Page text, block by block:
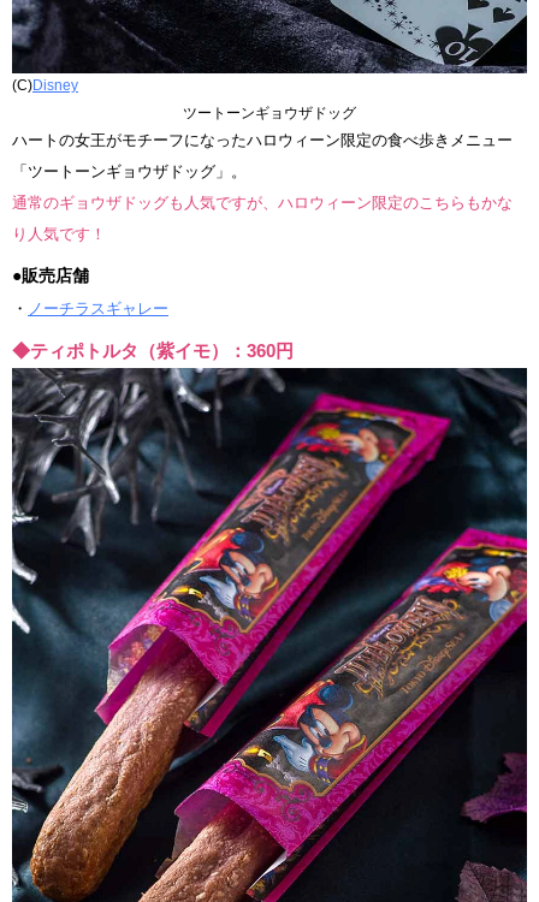
(C)Disney
ツートーンギョウザドッグ
ハートの女王がモチーフになったハロウィーン限定の食べ歩きメニュー
「ツートーンギョウザドッグ」。
通常のギョウザドッグも人気ですが、ハロウィーン限定のこちらもかな
り人気です！
●販売店舗
・ ノーチラスギャレー
◆ティポトルタ（紫イモ）：360円